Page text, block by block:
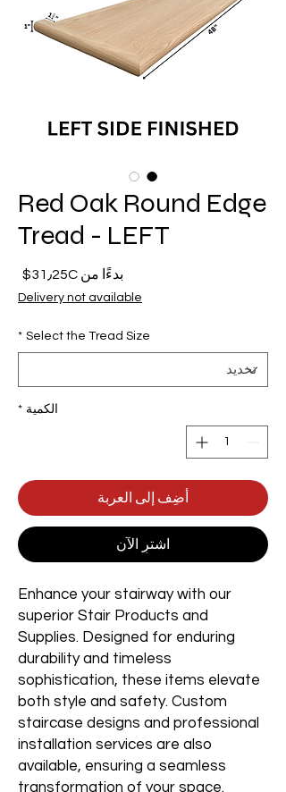
Red Oak Round Edge
Tread - LEFT
بدءًا من 31٫25C$
Delivery not available
Select the Tread Size
*
الكمية *
أضِف إلى العربة
اشترِ الآن
Enhance your stairway with our
superior Stair Products and
Supplies. Designed for enduring
durability and timeless
sophistication, these items elevate
both style and safety. Custom
staircase designs and professional
installation services are also
available, ensuring a seamless
transformation of your space.